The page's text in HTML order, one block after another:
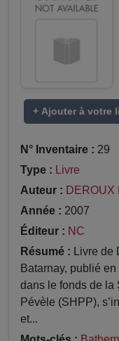
+ Ajouter à votre
N° Inventaire : 29
Type : Livre
Auteur : DEROUX
Année : 2007
Éditeur : NC
Résumé : Livre de
Batarnay, publié
dans le fonds de la
Pévèle (SHPP),
et...